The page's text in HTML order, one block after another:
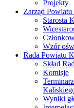
Projekty
Zarząd
Starosta
Wzór
Rada Powiatu
Skład
Komisje
Wyniki